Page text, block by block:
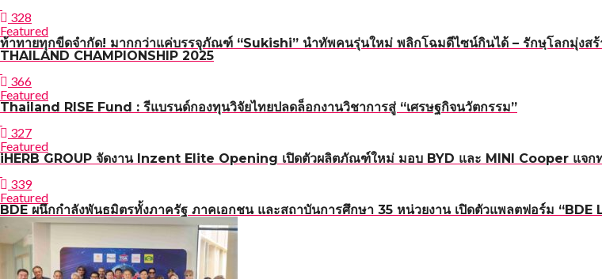
328
Featured
ท้าทายทุกขีดจำกัด! มากกว่าแค่บรรจุภัณฑ์ “Sukishi” นำทัพคนรุ่นใหม่ พลิกโฉมดีไซน์กินได้ – รักษฺโลกมุ่งส
THAILAND CHAMPIONSHIP 2025
366
Featured
Thailand RISE Fund : รีแบรนด์กองทุนวิจัยไทยปลดล็อกงานวิชาการสู่ “เศรษฐกิจนวัตกรรม”
327
Featured
iHERB GROUP จัดงาน Inzent Elite Opening เปิดตัวผลิตภัณฑ์ใหม่ มอบ BYD และ MINI Cooper แจ
339
Featured
BDE ผนึกกำลังพันธมิตรทั้งภาครัฐ ภาคเอกชน และสถาบันการศึกษา 35 หน่วยงาน เปิดตัวแพลตฟอร์ม “BDE